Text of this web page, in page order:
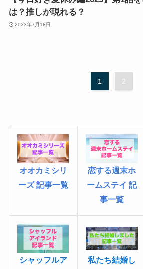
は？推しが現れる？
2023年7月18日
1 2
オオカミシリ
ーズ 記事一覧
恋する週末ホ
ームステイ 記
事一覧
シャッフルア
私たち結婚し